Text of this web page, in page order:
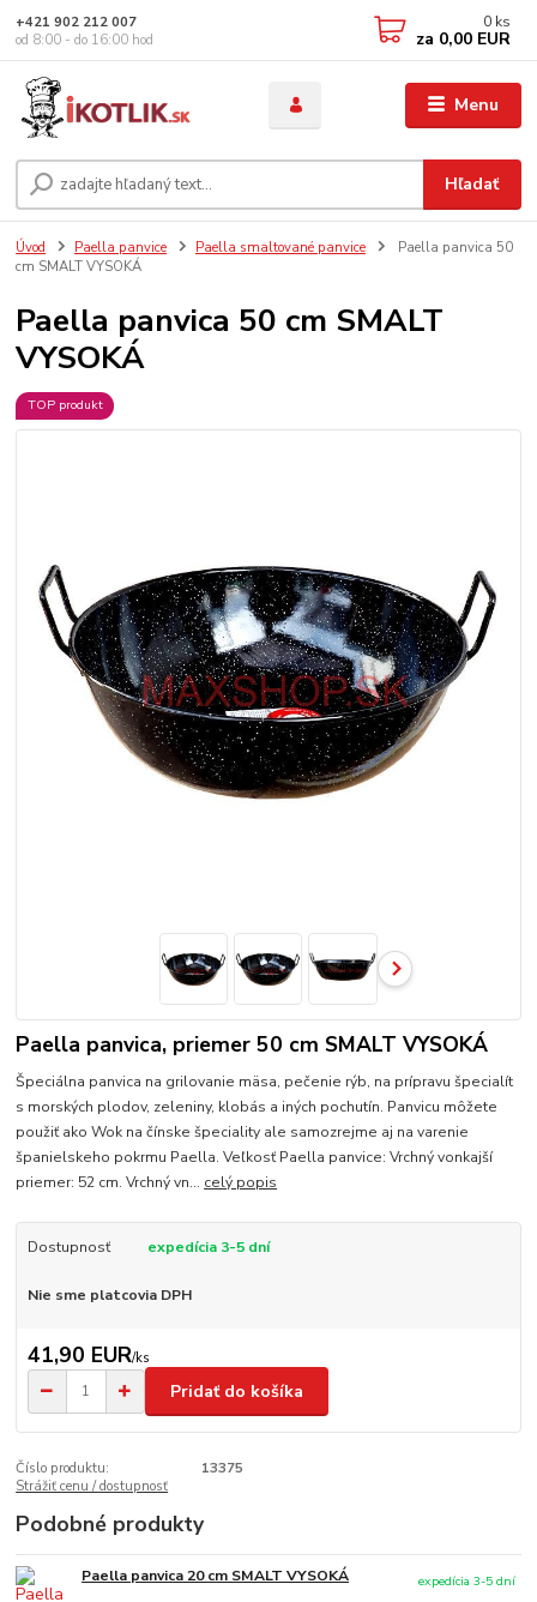
Menu
Hľadať
+421 902 212 007
od 8:00 - do 16:00 hod
0 ks
za 0,00 EUR
Úvod Paella panvice Paella smaltované panvice
Paella panvica 50
cm SMALT VYSOKÁ
Paella panvica 50 cm SMALT
VYSOKÁ
TOP produkt
Paella panvica, priemer 50 cm SMALT VYSOKÁ
Špeciálna panvica na grilovanie mäsa, pečenie rýb, na prípravu špecialít
s morských plodov, zeleniny, klobás a iných pochutín. Panvicu môžete
použiť ako Wok na čínske špeciality ale samozrejme aj na varenie
španielskeho pokrmu Paella. Veľkosť Paella panvice: Vrchný vonkajší
priemer: 52 cm. Vrchný vn... celý popis
Dostupnosť expedícia 3-5 dní
Nie sme platcovia DPH
41,90 EUR/ks
Pridať do košíka
Číslo produktu:
13375
Strážiť cenu / dostupnosť
Podobné produkty
Paella panvica 20 cm SMALT VYSOKÁ
expedícia 3-5 dní